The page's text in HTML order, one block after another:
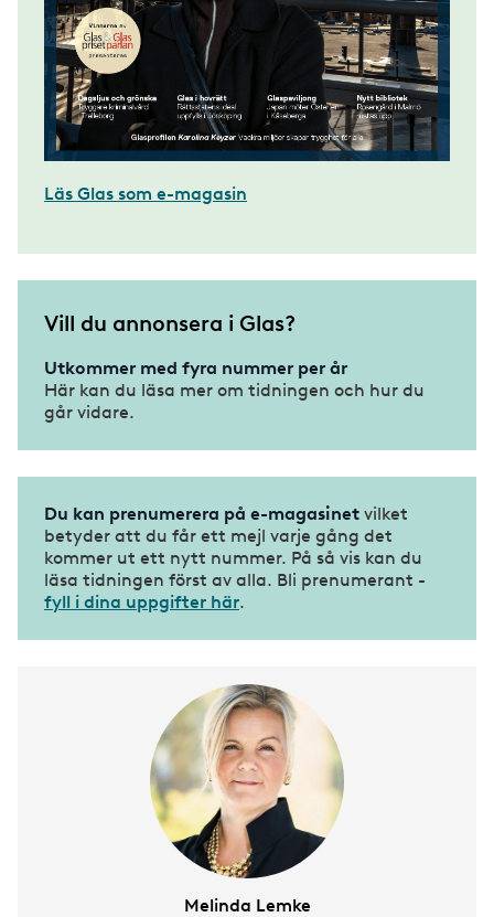
Läs Glas som e-magasin
Vill du annonsera i Glas?
Utkommer med fyra nummer per år
Här kan du läsa mer om tidningen och hur du
går vidare.
Du kan prenumerera på e-magasinet vilket
betyder att du får ett mejl varje gång det
kommer ut ett nytt nummer. På så vis kan du
läsa tidningen först av alla. Bli prenumerant -
fyll i dina uppgifter här.
Melinda Lemke